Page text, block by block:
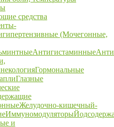
средства
(Мочегонные,
Антигистаминные
Гормональные
Глазные
Желудочно-кишечный-
Иммуномодуляторы
и